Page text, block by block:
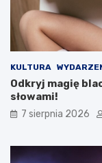
KULTURA
Odkryj magię
słowami!
7 sierpnia 2026